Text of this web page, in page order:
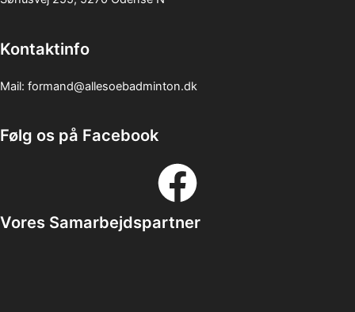
Kontaktinfo
Mail: formand@allesoebadminton.dk
Følg os på Facebook
Vores Samarbejdspartner